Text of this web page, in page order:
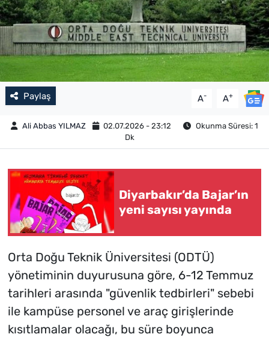
Paylaş A- A+
Ali Abbas YILMAZ 02.07.2026 - 23:12
Okunma Süresi: 1
Dk
Diyarbakır’da Bajar’ın
yeni sayısı yayında
Orta Doğu Teknik Üniversitesi (ODTÜ)
yönetiminin duyurusuna göre, 6-12 Temmuz
tarihleri arasında "güvenlik tedbirleri" sebebi
ile kampüse personel ve araç girişlerinde
kısıtlamalar olacağı, bu süre boyunca